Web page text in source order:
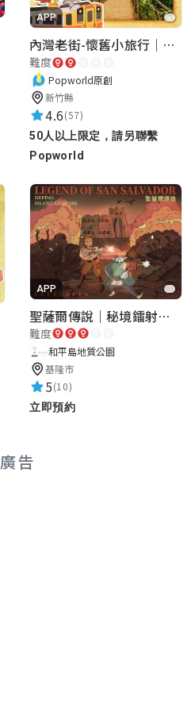
APP
內灣老街-懷舊小旅行｜新竹老街城市解謎
難度
Popworld原創
新竹縣
4.6(57)
50人以上限定，請另聯繫
Popworld
APP
聖薩爾傳說｜秘境鐳射激戰
難度
和平島地質公園
基隆市
5(10)
立即預約
廣告